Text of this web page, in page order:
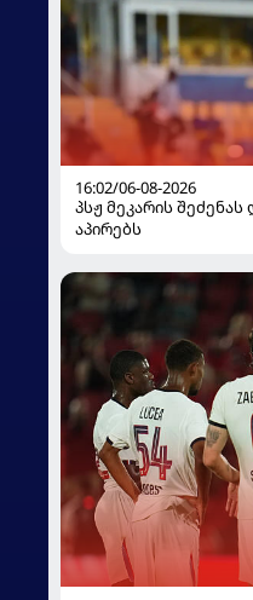
16:02/06-08-2026
პსჟ მეკარის
აპირებს